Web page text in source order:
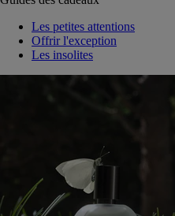
Les petites attentions
Offrir l'exception
Les insolites